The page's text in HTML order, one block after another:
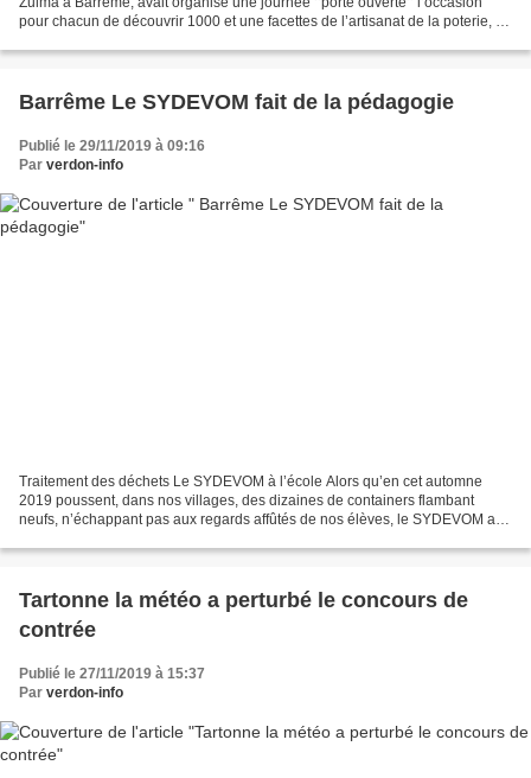
pour chacun de découvrir 1000 et une facettes de l’artisanat de la poterie, et
Barrême Le SYDEVOM fait de la pédagogie
Publié le 29/11/2019 à 09:16
Par verdon-info
Traitement des déchets Le SYDEVOM à l’école Alors qu’en cet automne
2019 poussent, dans nos villages, des dizaines de containers flambant
neufs, n’échappant pas aux regards affûtés de nos élèves, le SYDEVOM a
Tartonne la météo a perturbé le concours de
contrée
Publié le 27/11/2019 à 15:37
Par verdon-info